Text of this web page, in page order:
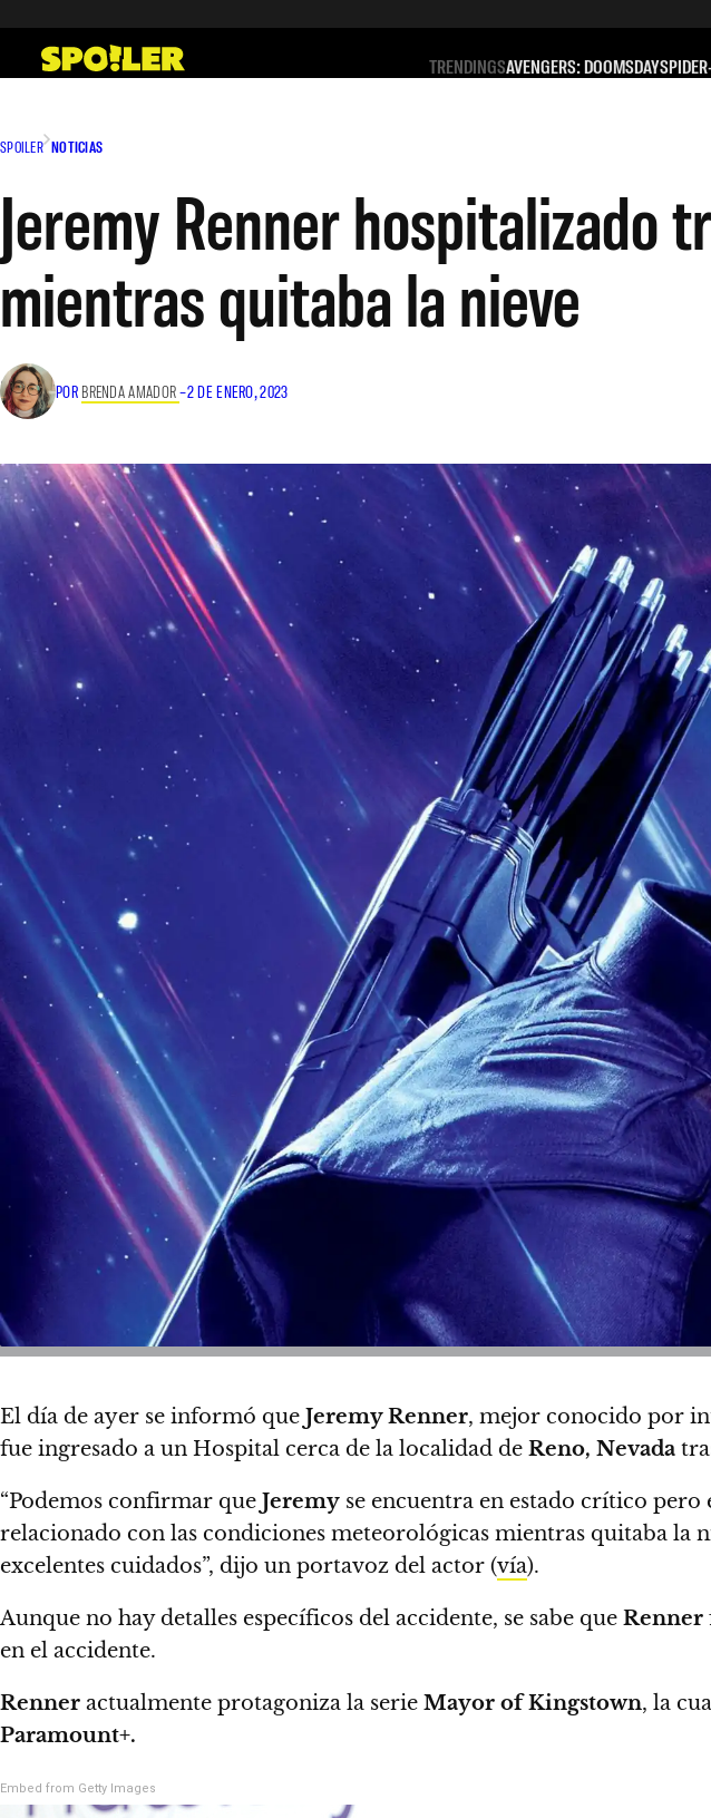
contenido
TRENDINGSAVENGERS: DOOMSDAY
SPOILER NOTICIAS
Jeremy Renner hospitalizado
mientras quitaba la nieve
POR BRENDA AMADOR–2 DE ENERO, 2023
El día de ayer se informó que Jeremy Renner, mejor conocido por
fue ingresado a un Hospital cerca de la localidad de Reno, Nevada
“Podemos confirmar que Jeremy se encuentra en estado crítico pero
relacionado con las condiciones meteorológicas mientras quitaba la
excelentes cuidados”, dijo un portavoz del actor (vía).
Aunque no hay detalles específicos del accidente, se sabe que Renner
en el accidente.
Renner actualmente protagoniza la serie Mayor of Kingstown, la
Paramount+.
Embed from Getty Images